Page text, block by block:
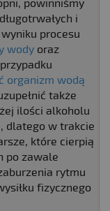
powinniśmy
i
procesu
wody oraz
organizm wodą
także
ilości alkoholu
, dlatego w trakcie
które cierpią
po zawale
rytmu
fizycznego